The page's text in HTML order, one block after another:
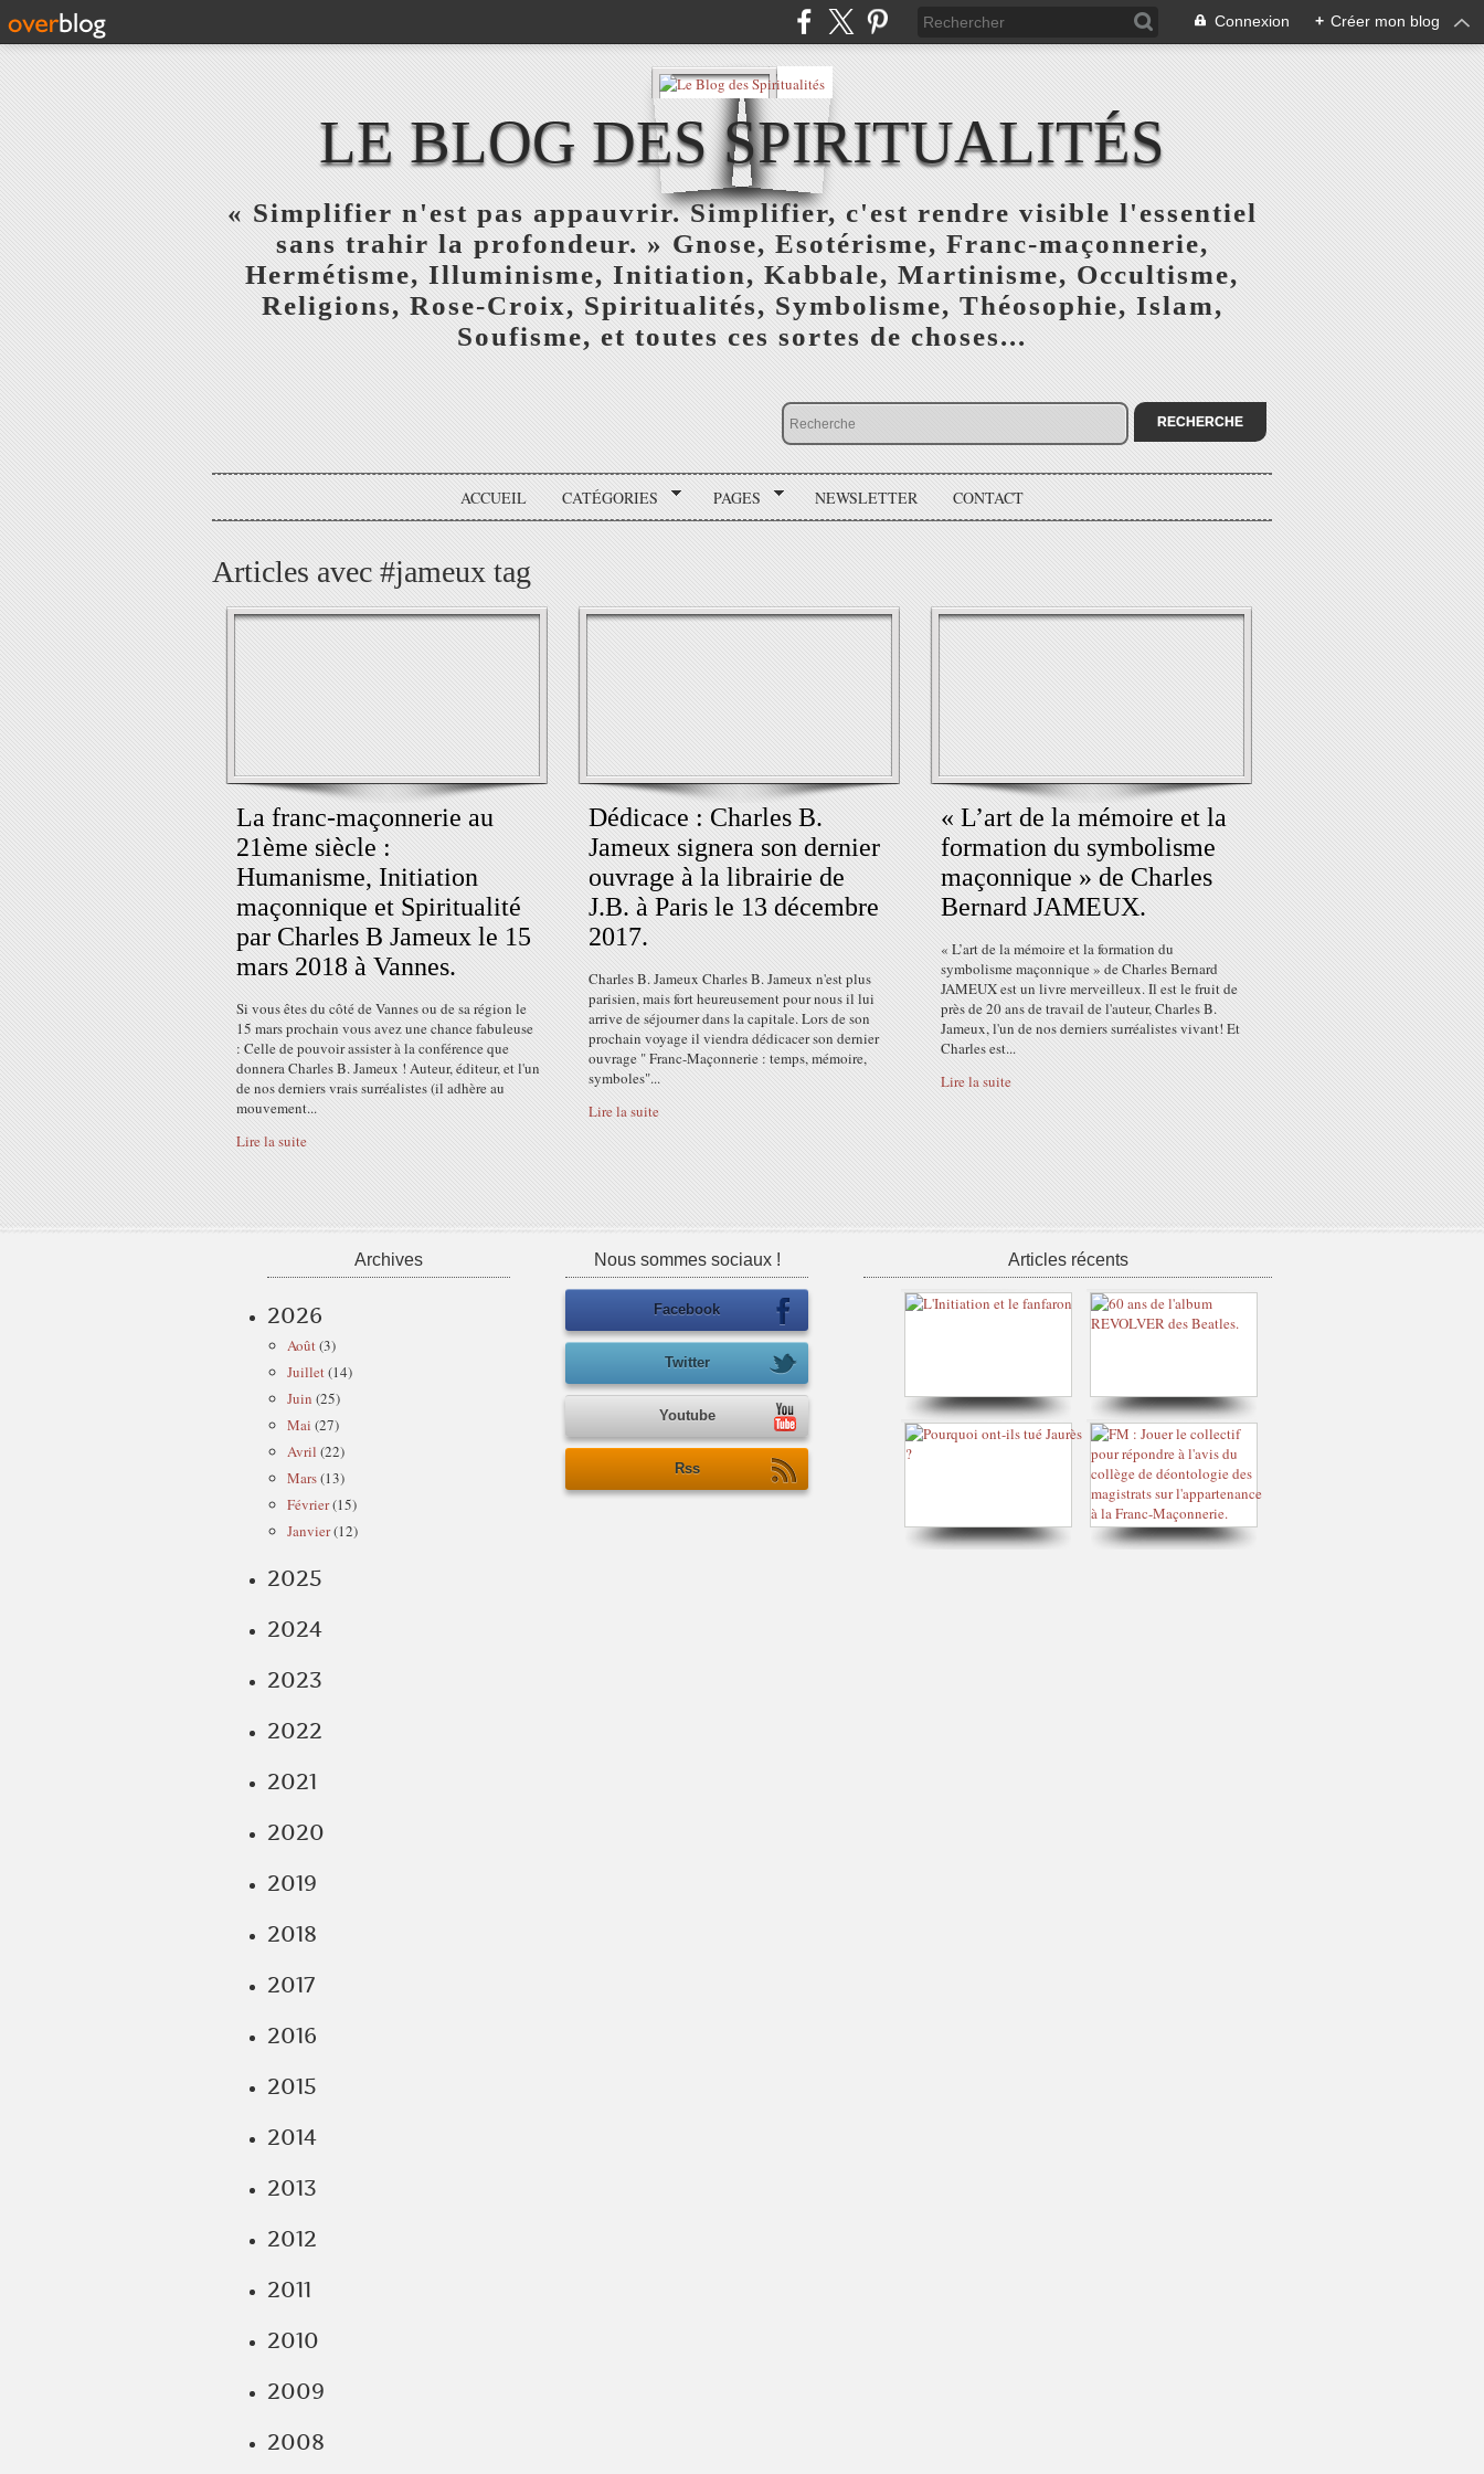
Connexion + Créer mon blog
LE BLOG DES SPIRITUALITÉS
« Simplifier n'est pas appauvrir. Simplifier, c'est rendre visible l'essentiel
sans trahir la profondeur. » Gnose, Esotérisme, Franc-maçonnerie,
Hermétisme, Illuminisme, Initiation, Kabbale, Martinisme, Occultisme,
Religions, Rose-Croix, Spiritualités, Symbolisme, Théosophie, Islam,
Soufisme, et toutes ces sortes de choses...
ACCUEIL CATÉGORIES PAGES NEWSLETTER CONTACT
Articles avec #jameux tag
La franc-maçonnerie au
21ème siècle :
Humanisme, Initiation
maçonnique et Spiritualité
par Charles B Jameux le 15
mars 2018 à Vannes.
Si vous êtes du côté de Vannes ou de sa région le
15 mars prochain vous avez une chance fabuleuse
: Celle de pouvoir assister à la conférence que
donnera Charles B. Jameux ! Auteur, éditeur, et l'un
de nos derniers vrais surréalistes (il adhère au
mouvement...
Lire la suite
Dédicace : Charles B.
Jameux signera son dernier
ouvrage à la librairie de
J.B. à Paris le 13 décembre
2017.
Charles B. Jameux Charles B. Jameux n'est plus
parisien, mais fort heureusement pour nous il lui
arrive de séjourner dans la capitale. Lors de son
prochain voyage il viendra dédicacer son dernier
ouvrage " Franc-Maçonnerie : temps, mémoire,
symboles"...
Lire la suite
« L’art de la mémoire et la
formation du symbolisme
maçonnique » de Charles
Bernard JAMEUX.
« L’art de la mémoire et la formation du
symbolisme maçonnique » de Charles Bernard
JAMEUX est un livre merveilleux. Il est le fruit de
près de 20 ans de travail de l'auteur, Charles B.
Jameux, l'un de nos derniers surréalistes vivant! Et
Charles est...
Lire la suite
Archives
2026
Août(3)
Juillet(14)
Juin (25)
Mai (27)
Avril (22)
Mars(13)
Février(15)
Janvier(12)
2025
2024
2023
2022
2021
2020
2019
2018
2017
2016
2015
2014
2013
2012
2011
2010
2009
2008
Nous sommes sociaux !
Facebook
Twitter
Youtube
Rss
Articles récents